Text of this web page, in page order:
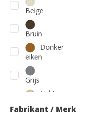
Beige
Bruin
Donker
eiken
Grijs
Licht
Fabrikant / Merk